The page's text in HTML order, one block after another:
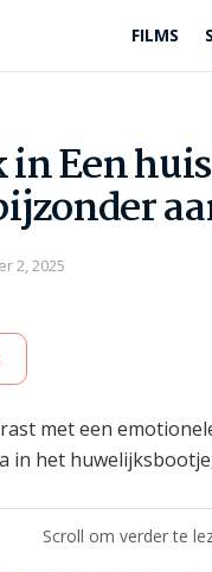
FILMS
Een
2, 2025
met een
in het
Scroll om verder te